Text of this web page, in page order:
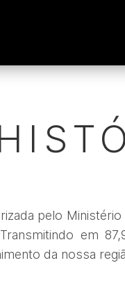
pelo
em
da nossa